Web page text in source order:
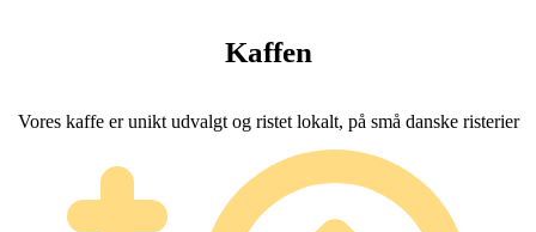
Kaffen
Vores kaffe er unikt udvalgt og ristet lokalt, på små danske risterier